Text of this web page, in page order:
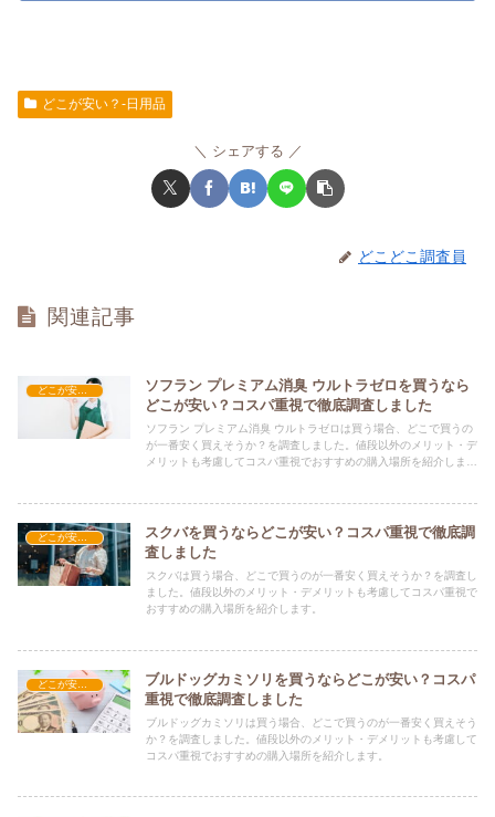
どこが安い？-日用品
シェアする
どこどこ調査員
関連記事
どこが安い？-日用品
ソフラン プレミアム消臭 ウルトラゼロを買うなら
どこが安い？コスパ重視で徹底調査しました
ソフラン プレミアム消臭 ウルトラゼロは買う場合、どこで買うの
が一番安く買えそうか？を調査しました。値段以外のメリット・デ
メリットも考慮してコスパ重視でおすすめの購入場所を紹介しま
どこが安い？-日用品
スクバを買うならどこが安い？コスパ重視で徹底調
査しました
スクバは買う場合、どこで買うのが一番安く買えそうか？を調査し
ました。値段以外のメリット・デメリットも考慮してコスパ重視で
おすすめの購入場所を紹介します。
どこが安い？-日用品
ブルドッグカミソリを買うならどこが安い？コスパ
重視で徹底調査しました
ブルドッグカミソリは買う場合、どこで買うのが一番安く買えそう
か？を調査しました。値段以外のメリット・デメリットも考慮して
コスパ重視でおすすめの購入場所を紹介します。